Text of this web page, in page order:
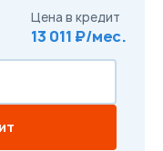
Цена в кредит
13 011 ₽/мес.